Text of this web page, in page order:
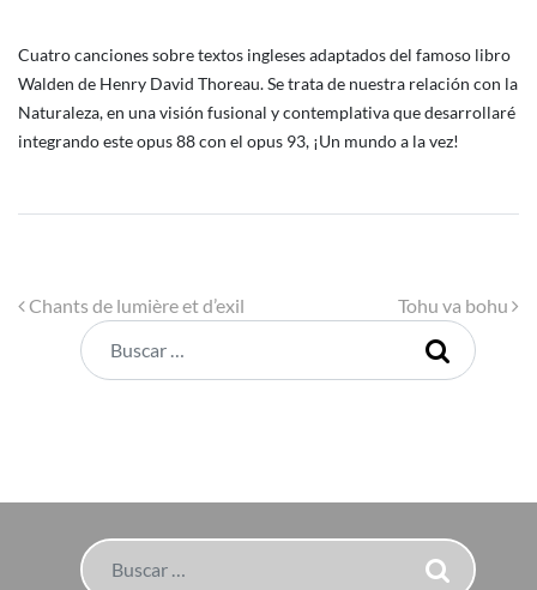
Cuatro canciones sobre textos ingleses adaptados del famoso libro
Walden de Henry David Thoreau. Se trata de nuestra relación con la
Naturaleza, en una visión fusional y contemplativa que desarrollaré
integrando este opus 88 con el opus 93, ¡Un mundo a la vez!
Navegación de entradas
Chants de lumière et d’exil
Tohu va bohu
Buscar
Buscar